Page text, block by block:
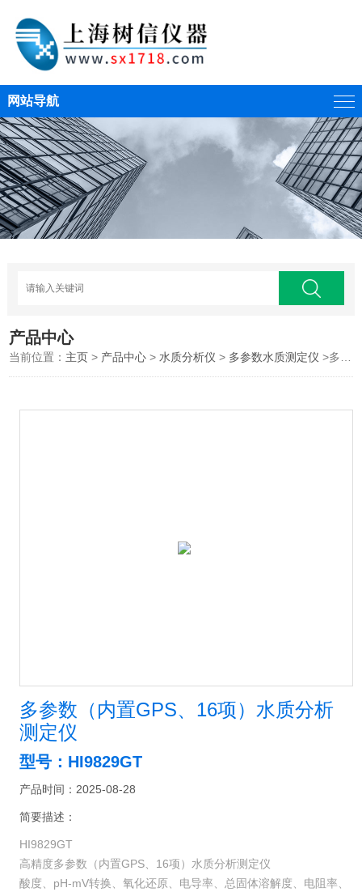
网站导航
产品中心
当前位置： 主页 > 产品中心 >水质分析仪 > 多参数水质测定仪 >多参数（内置GPS、16项）水质分析测定仪
多参数（内置GPS、16项）水质分析
测定仪
型号：HI9829GT
产品时间：2025-08-28
简要描述：
HI9829GT
高精度多参数（内置GPS、16项）水质分析测定仪
酸度、pH-mV转换、氧化还原、电导率、总固体溶解度、电阻率、